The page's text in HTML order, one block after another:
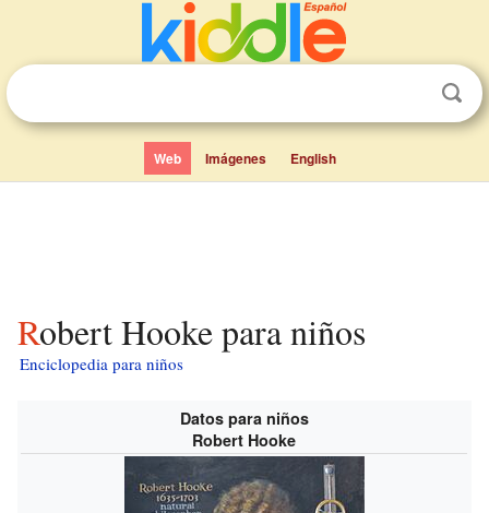
Web Imágenes English
Robert Hooke para niños
Enciclopedia para niños
Datos para niños
Robert Hooke